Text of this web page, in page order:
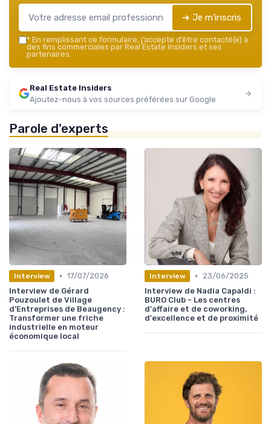
➔ Je m'inscris
* En remplissant ce formulaire, j’accepte d’être contacté(e) à
des fins commerciales par Real Estate Insiders et ses
partenaires.
Real Estate Insiders
Ajoutez-nous à vos sources préférées sur Google
Parole d'experts
Interview • 17/07/2026
Interview de Gérard
Pouzoulet de Village
d’Entreprises de Beaugency :
Transformer une friche
industrielle en moteur
économique local
Interview •
23/06/2025
Interview de Nadia Capaldi :
BURO Club - Les centres
d'affaire et de coworking,
d'excellence et de proximité